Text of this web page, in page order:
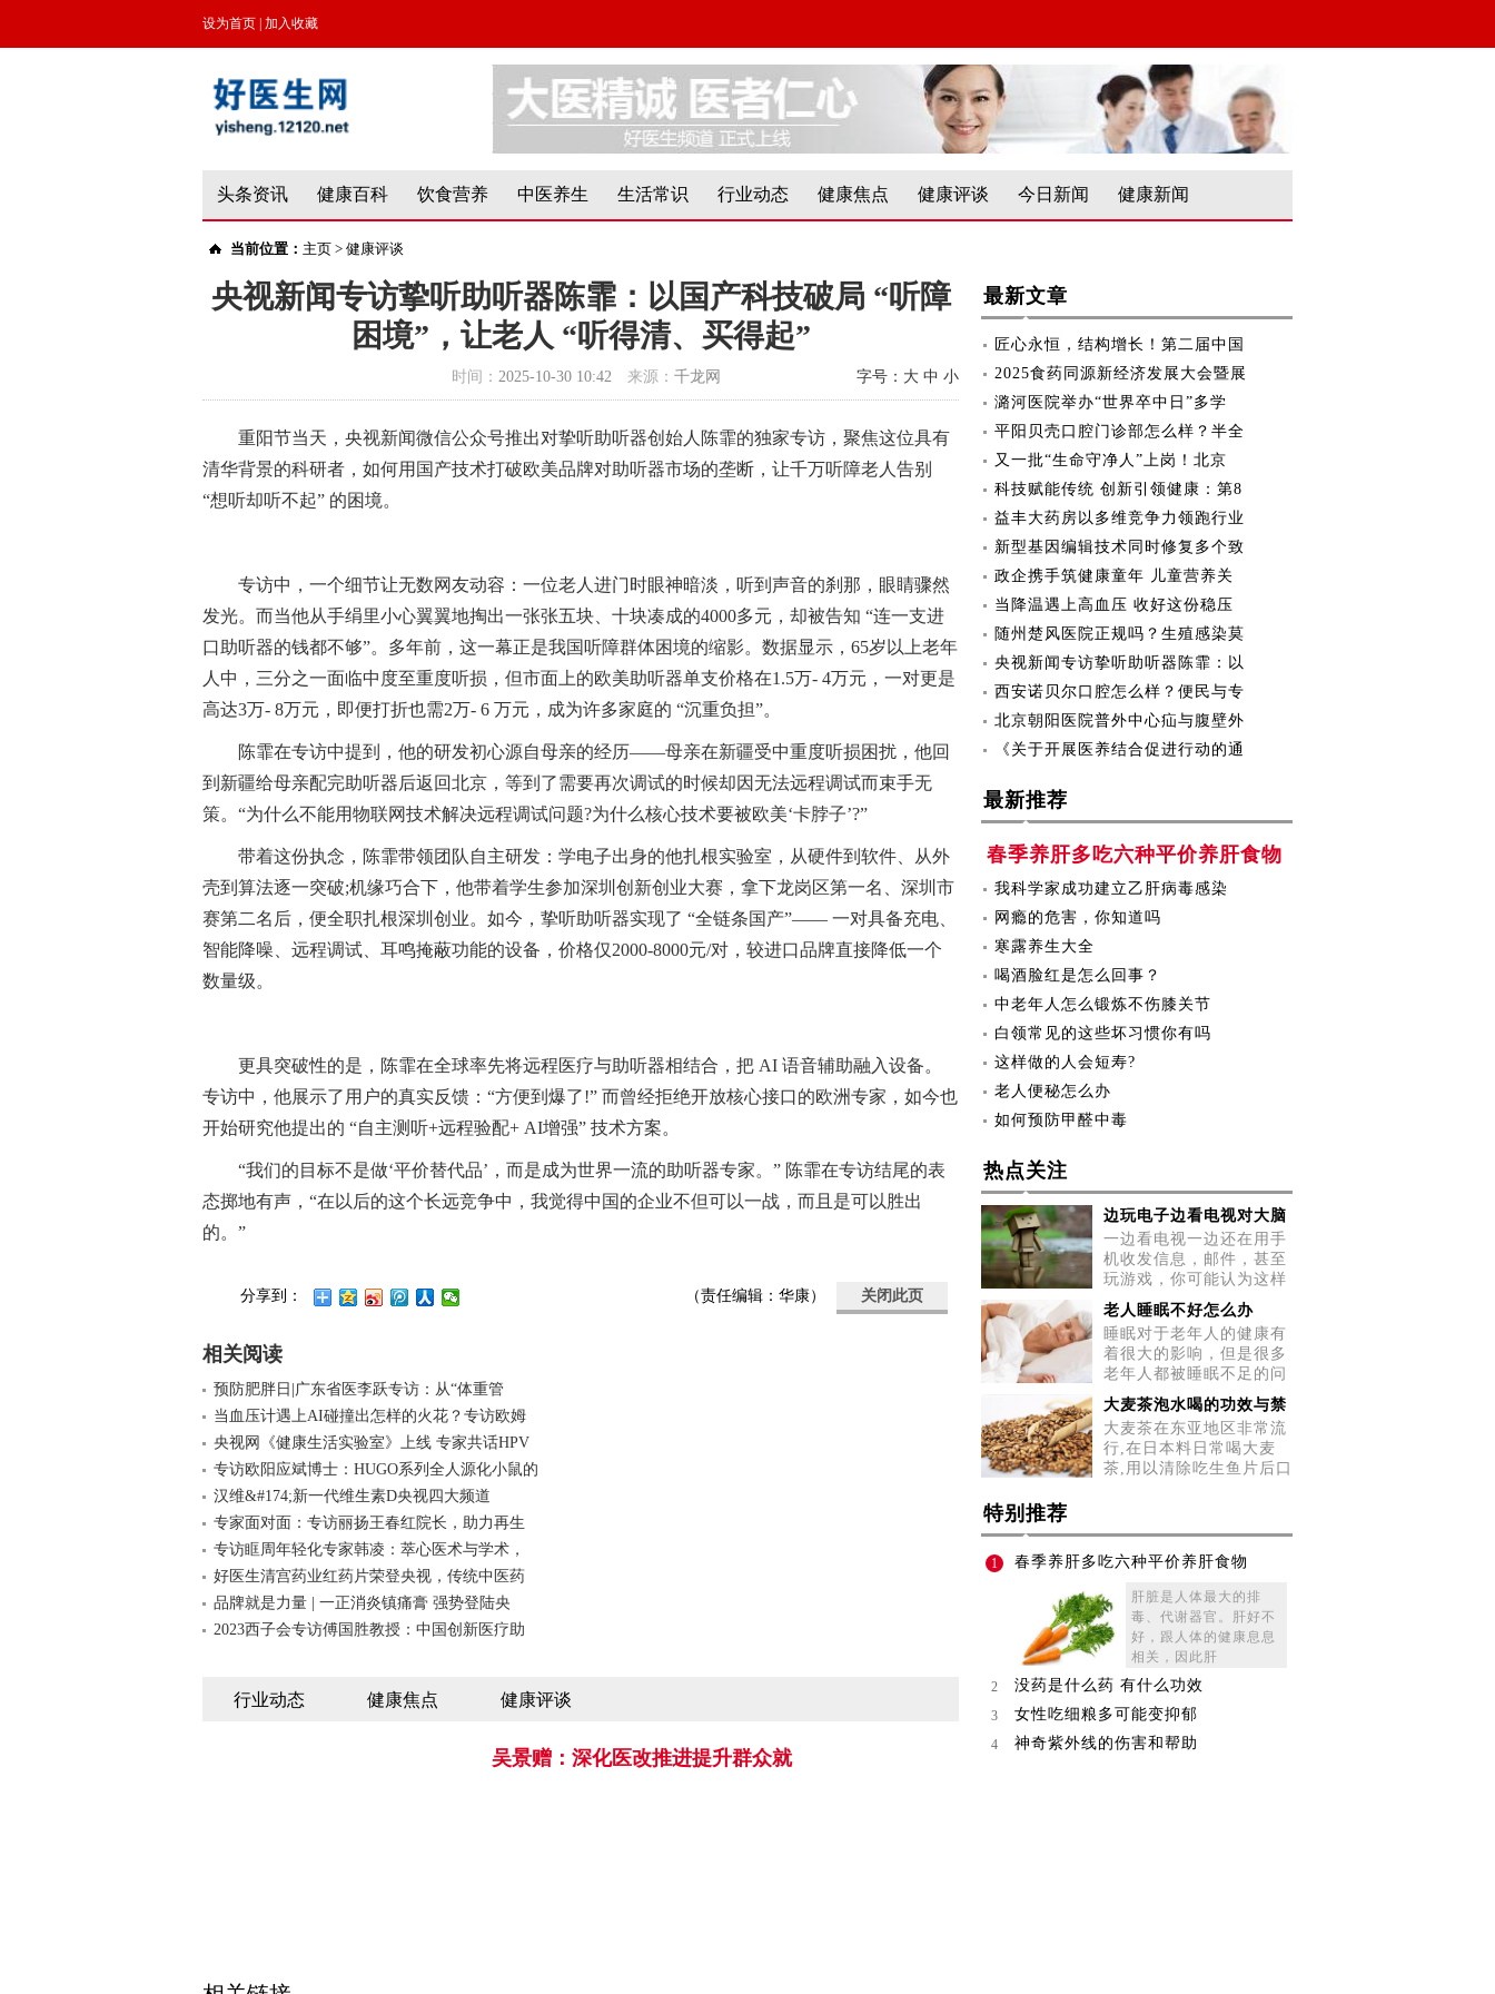
设为首页 加入收藏
头条资讯 健康百科 饮食营养 中医养生 生活常识 行业动态 健康焦点 健康评谈 今日新闻 健康新闻
当前位置： 主页 > 健康评谈
央视新闻专访挚听助听器陈霏：以国产科技破局 “听障
困境”，让老人 “听得清、买得起”
时间： 2025-10-30 10:42 来源： 千龙网 字号： 大 中 小
重阳节当天，央视新闻微信公众号推出对挚听助听器创始人陈霏的独家专访，聚焦这位具有
清华背景的科研者，如何用国产技术打破欧美品牌对助听器市场的垄断，让千万听障老人告别
“想听却听不起” 的困境。
专访中，一个细节让无数网友动容：一位老人进门时眼神暗淡，听到声音的刹那，眼睛骤然
发光。而当他从手绢里小心翼翼地掏出一张张五块、十块凑成的4000多元，却被告知 “连一支进
口助听器的钱都不够”。多年前，这一幕正是我国听障群体困境的缩影。数据显示，65岁以上老年
人中，三分之一面临中度至重度听损，但市面上的欧美助听器单支价格在1.5万- 4万元，一对更是
高达3万- 8万元，即便打折也需2万- 6 万元，成为许多家庭的 “沉重负担”。
陈霏在专访中提到，他的研发初心源自母亲的经历——母亲在新疆受中重度听损困扰，他回
到新疆给母亲配完助听器后返回北京，等到了需要再次调试的时候却因无法远程调试而束手无
策。“为什么不能用物联网技术解决远程调试问题?为什么核心技术要被欧美‘卡脖子’?”
带着这份执念，陈霏带领团队自主研发：学电子出身的他扎根实验室，从硬件到软件、从外
壳到算法逐一突破;机缘巧合下，他带着学生参加深圳创新创业大赛，拿下龙岗区第一名、深圳市
赛第二名后，便全职扎根深圳创业。如今，挚听助听器实现了 “全链条国产”—— 一对具备充电、
智能降噪、远程调试、耳鸣掩蔽功能的设备，价格仅2000-8000元/对，较进口品牌直接降低一个
数量级。
更具突破性的是，陈霏在全球率先将远程医疗与助听器相结合，把 AI 语音辅助融入设备。
专访中，他展示了用户的真实反馈：“方便到爆了!” 而曾经拒绝开放核心接口的欧洲专家，如今也
开始研究他提出的 “自主测听+远程验配+ AI增强” 技术方案。
“我们的目标不是做‘平价替代品’，而是成为世界一流的助听器专家。” 陈霏在专访结尾的表
态掷地有声，“在以后的这个长远竞争中，我觉得中国的企业不但可以一战，而且是可以胜出
的。”
分享到： 关闭此页
（责任编辑：华康）
相关阅读
预防肥胖日|广东省医李跃专访：从“体重管
当血压计遇上AI碰撞出怎样的火花？专访欧姆
央视网《健康生活实验室》上线 专家共话HPV
专访欧阳应斌博士：HUGO系列全人源化小鼠的
汉维&#174;新一代维生素D央视四大频道
专家面对面：专访丽扬王春红院长，助力再生
专访眶周年轻化专家韩凌：萃心医术与学术，
好医生清宫药业红药片荣登央视，传统中医药
品牌就是力量 | 一正消炎镇痛膏 强势登陆央
2023西子会专访傅国胜教授：中国创新医疗助
行业动态 健康焦点 健康评谈
吴景赠：深化医改推进提升群众就
最新文章
匠心永恒，结构增长！第二届中国
2025食药同源新经济发展大会暨展
潞河医院举办“世界卒中日”多学
平阳贝壳口腔门诊部怎么样？半全
又一批“生命守净人”上岗！北京
科技赋能传统 创新引领健康：第8
益丰大药房以多维竞争力领跑行业
新型基因编辑技术同时修复多个致
政企携手筑健康童年 儿童营养关
当降温遇上高血压 收好这份稳压
随州楚风医院正规吗？生殖感染莫
央视新闻专访挚听助听器陈霏：以
西安诺贝尔口腔怎么样？便民与专
北京朝阳医院普外中心疝与腹壁外
《关于开展医养结合促进行动的通
最新推荐
春季养肝多吃六种平价养肝食物
我科学家成功建立乙肝病毒感染
网瘾的危害，你知道吗
寒露养生大全
喝酒脸红是怎么回事？
中老年人怎么锻炼不伤膝关节
白领常见的这些坏习惯你有吗
这样做的人会短寿?
老人便秘怎么办
如何预防甲醛中毒
热点关注
边玩电子边看电视对大脑
一边看电视一边还在用手
机收发信息，邮件，甚至
玩游戏，你可能认为这样
做很
老人睡眠不好怎么办
睡眠对于老年人的健康有
着很大的影响，但是很多
老年人都被睡眠不足的问
题所
大麦茶泡水喝的功效与禁
大麦茶在东亚地区非常流
行,在日本料日常喝大麦
茶,用以清除吃生鱼片后口
特别推荐
1 春季养肝多吃六种平价养肝食物
肝脏是人体最大的排
毒、代谢器官。肝好不
好，跟人体的健康息息
相关，因此肝
2
没药是什么药 有什么功效
3 女性吃细粮多可能变抑郁
4 神奇紫外线的伤害和帮助